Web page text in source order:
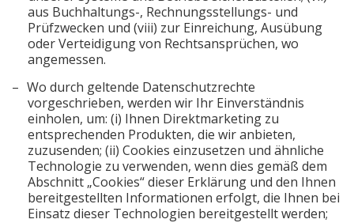
aus Buchhaltungs-, Rechnungsstellungs- und
Prüfzwecken und (viii) zur Einreichung, Ausübung
oder Verteidigung von Rechtsansprüchen, wo
angemessen.
Wo durch geltende Datenschutzrechte
vorgeschrieben, werden wir Ihr Einverständnis
einholen, um: (i) Ihnen Direktmarketing zu
entsprechenden Produkten, die wir anbieten,
zuzusenden; (ii) Cookies einzusetzen und ähnliche
Technologie zu verwenden, wenn dies gemäß dem
Abschnitt „Cookies“ dieser Erklärung und den Ihnen
bereitgestellten Informationen erfolgt, die Ihnen bei
Einsatz dieser Technologien bereitgestellt werden;